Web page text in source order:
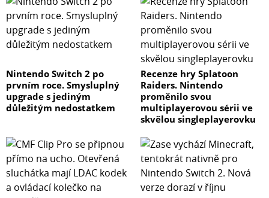
Nintendo Switch 2 po
prvním roce. Smysluplný
upgrade s jediným
důležitým nedostatkem
Recenze hry Splatoon
Raiders. Nintendo
proměnilo svou
multiplayerovou sérii ve
skvělou singleplayerovku